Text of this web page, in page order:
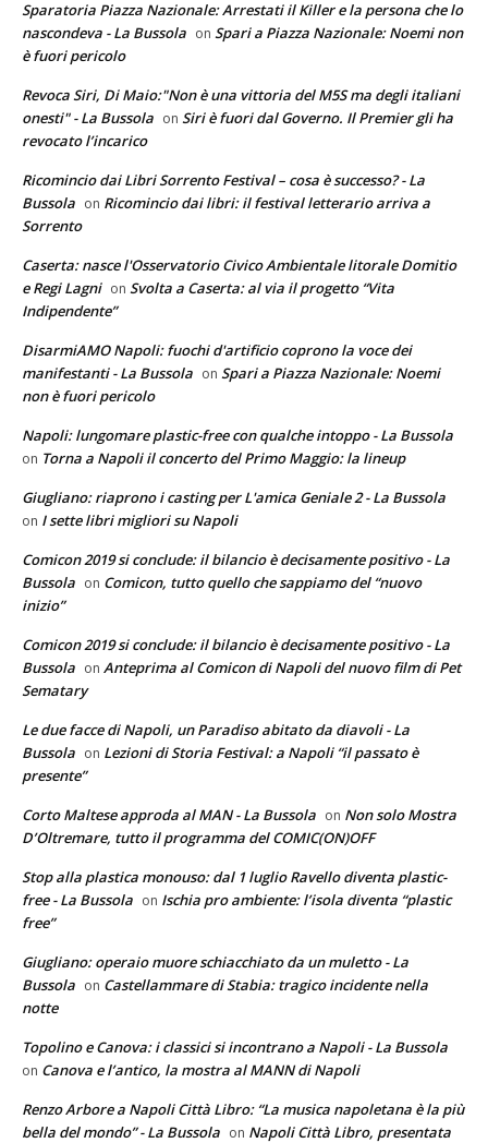
Sparatoria Piazza Nazionale: Arrestati il Killer e la persona che lo
nascondeva - La Bussola on Spari a Piazza Nazionale: Noemi non
è fuori pericolo
Revoca Siri, Di Maio:"Non è una vittoria del M5S ma degli italiani
onesti" - La Bussola on Siri è fuori dal Governo. Il Premier gli ha
revocato l’incarico
Ricomincio dai Libri Sorrento Festival – cosa è successo? - La
Bussola on Ricomincio dai libri: il festival letterario arriva a
Sorrento
Caserta: nasce l'Osservatorio Civico Ambientale litorale Domitio
e Regi Lagni on Svolta a Caserta: al via il progetto “Vita
Indipendente”
DisarmiAMO Napoli: fuochi d'artificio coprono la voce dei
manifestanti - La Bussola on Spari a Piazza Nazionale: Noemi
non è fuori pericolo
Napoli: lungomare plastic-free con qualche intoppo - La Bussola
on Torna a Napoli il concerto del Primo Maggio: la lineup
Giugliano: riaprono i casting per L'amica Geniale 2 - La Bussola
on I sette libri migliori su Napoli
Comicon 2019 si conclude: il bilancio è decisamente positivo - La
Bussola on Comicon, tutto quello che sappiamo del “nuovo
inizio”
Comicon 2019 si conclude: il bilancio è decisamente positivo - La
Bussola on Anteprima al Comicon di Napoli del nuovo film di Pet
Sematary
Le due facce di Napoli, un Paradiso abitato da diavoli - La
Bussola on Lezioni di Storia Festival: a Napoli “il passato è
presente”
Corto Maltese approda al MAN - La Bussola on Non solo Mostra
D’Oltremare, tutto il programma del COMIC(ON)OFF
Stop alla plastica monouso: dal 1 luglio Ravello diventa plastic-
free - La Bussola on Ischia pro ambiente: l’isola diventa “plastic
free”
Giugliano: operaio muore schiacchiato da un muletto - La
Bussola on Castellammare di Stabia: tragico incidente nella
notte
Topolino e Canova: i classici si incontrano a Napoli - La Bussola
on Canova e l’antico, la mostra al MANN di Napoli
Renzo Arbore a Napoli Città Libro: “La musica napoletana è la più
bella del mondo” - La Bussola on Napoli Città Libro, presentata